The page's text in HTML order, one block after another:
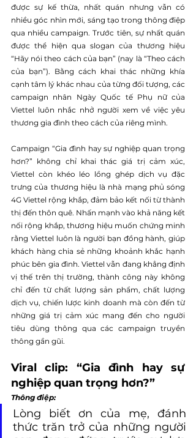
được sự kế thừa, nhất quán nhưng vẫn có
nhiều góc nhìn mới, sáng tạo trong thông điệp
qua nhiều campaign. Trước tiên, sự nhất quán
được thể hiện qua slogan của thương hiệu
“Hãy nói theo cách của bạn” (nay là “Theo cách
của bạn”). Bằng cách khai thác những khía
cạnh tâm lý khác nhau của từng đối tượng, các
campaign nhân Ngày Quốc tế Phụ nữ của
Viettel luôn nhắc nhở người xem về việc yêu
thương gia đình theo cách của riêng mình.
Campaign “Gia đình hay sự nghiệp quan trọng
hơn?” không chỉ khai thác giá trị cảm xúc,
Viettel còn khéo léo lồng ghép dịch vụ đặc
trưng của thương hiệu là nhà mạng phủ sóng
4G Viettel rộng khắp, đảm bảo kết nối từ thành
thị đến thôn quê. Nhấn mạnh vào khả năng kết
nối rộng khắp, thương hiệu muốn chứng minh
rằng Viettel luôn là người bạn đồng hành, giúp
khách hàng chia sẻ những khoảnh khắc hạnh
phúc bên gia đình. Viettel vẫn đang khẳng định
vị thế trên thị trường, thành công này không
chỉ đến từ chất lượng sản phẩm, chất lượng
dịch vụ, chiến lược kinh doanh mà còn đến từ
những giá trị cảm xúc mang đến cho người
tiêu dùng thông qua các campaign truyền
thông gần gũi.
Viral clip: “Gia đình hay sự
nghiệp quan trọng hơn?”
Thông điệp:
Lòng biết ơn của mẹ, đánh
thức trăn trở của những người